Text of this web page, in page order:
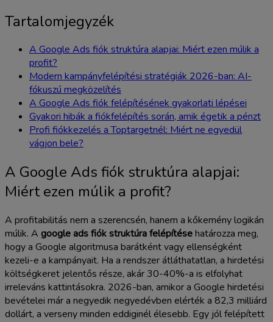
Tartalomjegyzék
A Google Ads fiók struktúra alapjai: Miért ezen múlik a
profit?
Modern kampányfelépítési stratégiák 2026-ban: AI-
fókuszú megközelítés
A Google Ads fiók felépítésének gyakorlati lépései
Gyakori hibák a fiókfelépítés során, amik égetik a pénzt
Profi fiókkezelés a Toptargetnél: Miért ne egyedül
vágjon bele?
A Google Ads fiók struktúra alapjai:
Miért ezen múlik a profit?
A profitabilitás nem a szerencsén, hanem a kőkemény logikán
múlik. A google ads fiók struktúra felépítésehatározza meg,
hogy a Google algoritmusa barátként vagy ellenségként
kezeli-e a kampányait. Ha a rendszer átláthatatlan, a hirdetési
költségkeret jelentős része, akár 30-40%-a is elfolyhat
irreleváns kattintásokra. 2026-ban, amikor a Google hirdetési
bevételei már a negyedik negyedévben elérték a 82,3 milliárd
dollárt, a verseny minden eddiginél élesebb. Egy jól felépített